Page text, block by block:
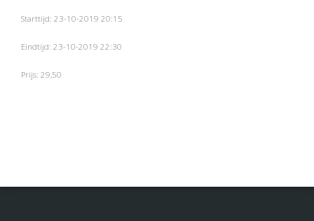
Starttijd: 23-10-2019 20:15
Eindtijd: 23-10-2019 22:30
Prijs: 29,50